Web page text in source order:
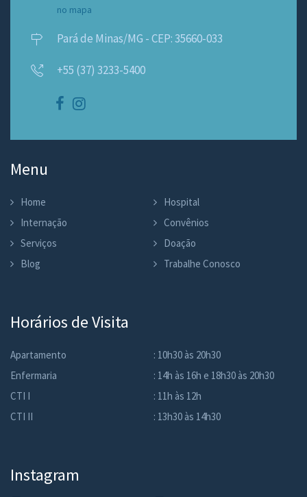
no mapa
Pará de Minas/MG - CEP: 35660-033
+55 (37) 3233-5400
Menu
Home
Hospital
Internação
Convênios
Serviços
Doação
Blog
Trabalhe Conosco
Horários de Visita
Apartamento
: 10h30 às 20h30
Enfermaria
: 14h às 16h e 18h30 às 20h30
CTI I
: 11h às 12h
CTI II
: 13h30 às 14h30
Instagram